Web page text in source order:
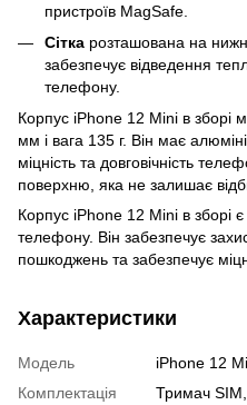
пристроїв MagSafe.
Сітка розташована на
забезпечує відведення
телефону.
Корпус iPhone 12 Mini в зборі
мм і вага 135 г. Він має
міцність та довговічність
поверхню, яка не залишає
Корпус iPhone 12 Mini в зборі
телефону. Він забезпечує
пошкоджень та забезпечує
Характеристики
Модель
iPhone 12
Комплектація
Тримач SIM,